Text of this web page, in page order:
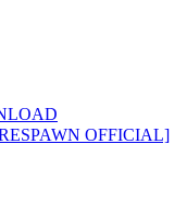
OFFICIAL]